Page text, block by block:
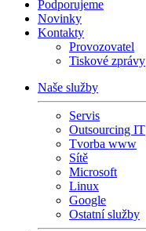
Podporujeme
Novinky
Kontakty
Provozovatel
Tiskové zprávy
Naše služby
Servis
Outsourcing IT
Tvorba www
Sítě
Microsoft
Linux
Google
Ostatní služby